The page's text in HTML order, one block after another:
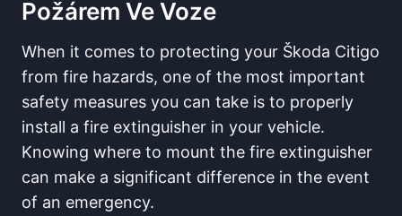
Požárem Ve Voze
When it comes to protecting your Škoda Citigo
from fire hazards, one of the most important
safety measures you can take is to properly
install a fire extinguisher in your vehicle.
Knowing where to mount the fire extinguisher
can make a significant difference in the event
of an emergency.